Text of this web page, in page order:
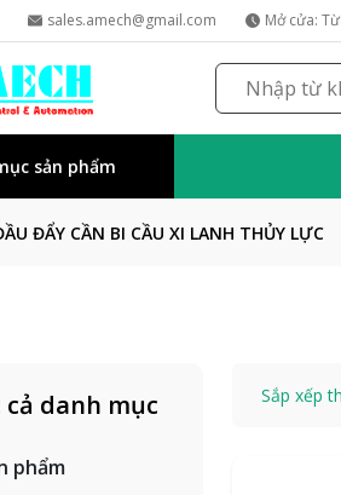
sales.amech@gmail.com Mở cửa:
sản phẩm
ĐẨY CẦN BI CẦU XI LANH THỦY LỰC
cả danh mục
phẩm
Sắp xếp